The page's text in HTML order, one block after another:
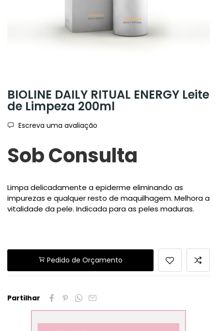
BIOLINE DAILY RITUAL ENERGY Leite
de Limpeza 200ml
Escreva uma avaliação
Sob Consulta
Limpa delicadamente a epiderme eliminando as
impurezas e qualquer resto de maquilhagem. Melhora a
vitalidade da pele. Indicada para as peles maduras.
Pedido de Orçamento
Partilhar